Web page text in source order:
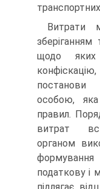
Витрати
зберіганням
щодо яких
постанови
особою,
правил.
витрат
органом
податкову і